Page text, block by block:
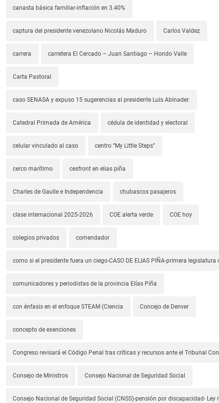
canasta básica familiar-inflación en 3.40%
captura del presidente venezolano Nicolás Maduro Carlos Valdez
carrera carretera El Cercado – Juan Santiago – Hondo Valle
Carta Pastoral
caso SENASA y expuso 15 sugerencias al presidente Luis Abinader.
Catedral Primada de América cédula de identidad y electoral
celular vinculado al caso centro “My Little Steps”
cerco marítimo cesfront en elias piña
Charles de Gaulle e Independencia chubascos pasajeros
clase internacional 2025-2026 COE alerta verde COE hoy
colegios privados comendador
como si el presidente fuera un ciego-CASO DE ELIAS PIÑA-primera legislatura
comunicadores y periodistas de la provincia Elías Piña
con énfasis en el enfoque STEAM (Ciencia Concejo de Denver
concepto de exenciones
Congreso revisará el Código Penal tras críticas y recursos ante el Tribunal
Consejo de Ministros Consejo Nacional de Seguridad Social
Consejo Nacional de Seguridad Social (CNSS)-pensión por discapacidad- Ley